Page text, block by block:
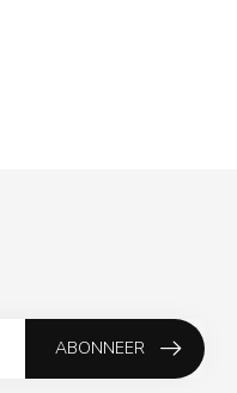
ABONNEER